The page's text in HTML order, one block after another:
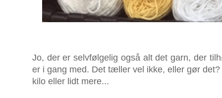
Jo, der er selvfølgelig også alt det garn, der
er i gang med. Det tæller vel ikke, eller gør
kilo eller lidt mere...